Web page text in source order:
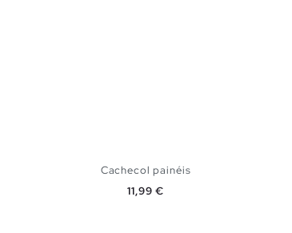
Cachecol painéis
Preço
11,99 €